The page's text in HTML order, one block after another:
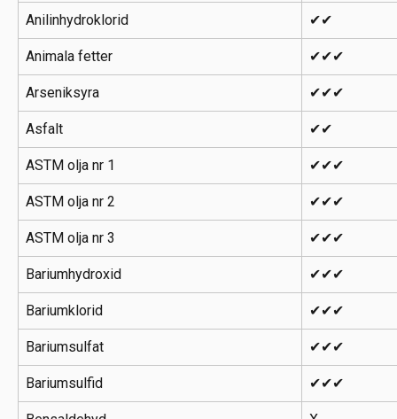
Anilinhydroklorid ✔✔
Animala fetter ✔✔✔
Arseniksyra ✔✔✔
Asfalt ✔✔
ASTM olja nr 1 ✔✔✔
ASTM olja nr 2 ✔✔✔
ASTM olja nr 3 ✔✔✔
Bariumhydroxid ✔✔✔
Bariumklorid ✔✔✔
Bariumsulfat ✔✔✔
Bariumsulfid ✔✔✔